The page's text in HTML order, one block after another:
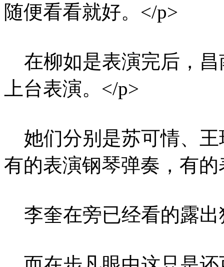
随便看看就好。</p>
在柳如是表演完后，昌
上台表演。</p>
她们分别是苏可情、王
有的表演钢琴弹奏，有
李奎在旁已经看的露出